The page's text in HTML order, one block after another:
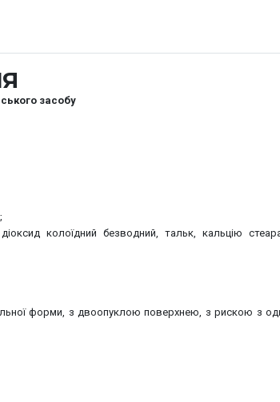
засобу
колоїдний безводний, тальк, кальцію
форми, з двоопуклою поверхнею, з рискою з